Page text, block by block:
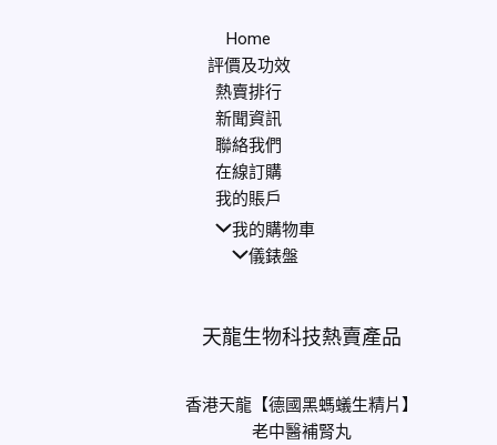
Home
評價及功效
熱賣排行
新聞資訊
聯絡我們
在線訂購
我的賬戶
我的購物車
儀錶盤
天龍生物科技熱賣產品
香港天龍【德國黑螞蟻生精片】
老中醫補腎丸